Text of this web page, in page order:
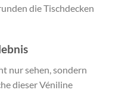
die Tischdecken
nur sehen, sondern
dieser Véniline